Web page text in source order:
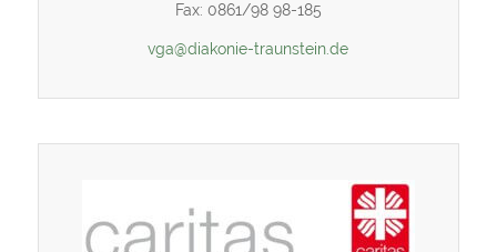
Fax: 0861/98 98-185
vga@diakonie-traunstein.de